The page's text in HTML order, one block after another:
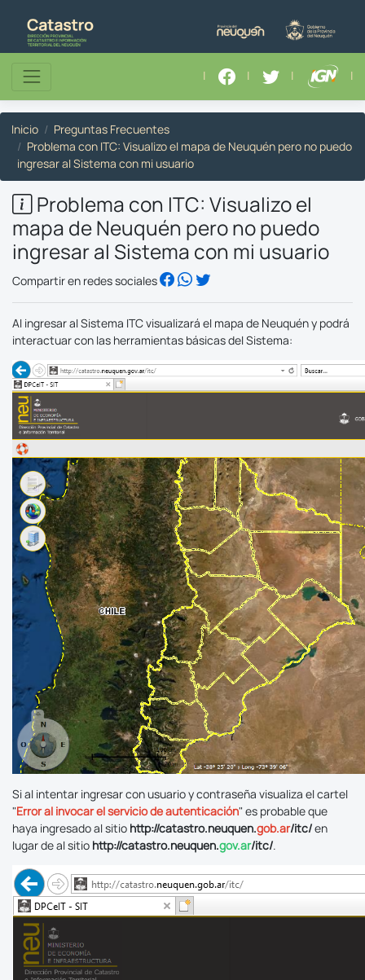
| | | |
Inicio
Preguntas Frecuentes
Problema con ITC: Visualizo el mapa de Neuquén pero no puedo
ingresar al Sistema con mi usuario
Problema con ITC: Visualizo el
mapa de Neuquén pero no puedo
ingresar al Sistema con mi usuario
Compartir en redes sociales
Al ingresar al Sistema ITC visualizará el mapa de Neuquén y podrá
interactuar con las herramientas básicas del Sistema:
Si al intentar ingresar con usuario y contraseña visualiza el cartel
"Error al invocar el servicio de autenticación" es probable que
haya ingresado al sitio http://catastro.neuquen.gob.ar/itc/en
lugar de al sitio http://catastro.neuquen.gov.ar/itc/.